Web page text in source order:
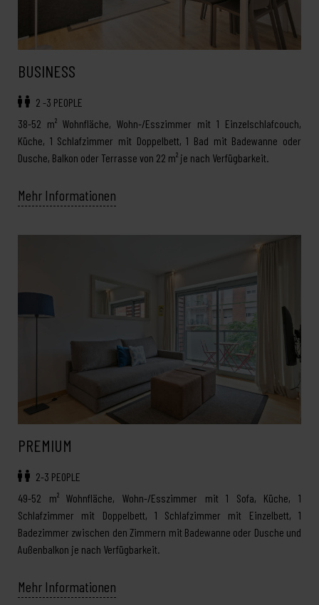
BUSINESS
2 -3 PEOPLE
38-52 m² Wohnfläche, Wohn-/Esszimmer mit 1 Einzelschlafcouch,
Küche, 1 Schlafzimmer mit Doppelbett, 1 Bad mit Badewanne oder
Dusche, Balkon oder Terrasse von 22 m² je nach Verfügbarkeit.
Mehr Informationen
PREMIUM
2-3 PEOPLE
49-52 m² Wohnfläche, Wohn-/Esszimmer mit 1 Sofa, Küche, 1
Schlafzimmer mit Doppelbett, 1 Schlafzimmer mit Einzelbett, 1
Badezimmer zwischen den Zimmern mit Badewanne oder Dusche und
Außenbalkon je nach Verfügbarkeit.
Mehr Informationen